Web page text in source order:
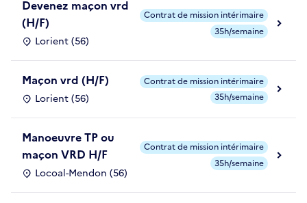
Devenez maçon vrd
(H/F)
Lorient (56)
Contrat de mission intérimaire
35h/semaine
Maçon vrd (H/F)
Lorient (56)
Contrat de mission intérimaire
35h/semaine
Manoeuvre TP ou
maçon VRD H/F
Locoal-Mendon (56)
Contrat de mission intérimaire
35h/semaine